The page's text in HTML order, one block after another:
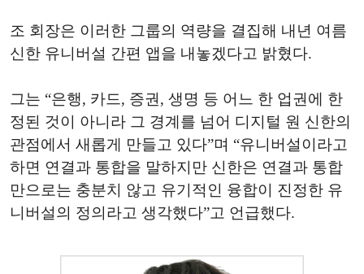
조 회장은 이러한 그룹의 역량을 결집해 내년 여름
신한 유니버설 간편 앱을 내놓겠다고 밝혔다.
그는 “은행, 카드, 증권, 생명 등 어느 한 업권에 한
정된 것이 아니라 그 경계를 넘어 디지털 원 신한의
관점에서 새롭게 만들고 있다”며 “유니버설이라고
하면 연결과 통합을 말하지만 신한은 연결과 통합
만으로는 충분치 않고 유기적인 융합이 진정한 유
니버설의 정의라고 생각했다”고 언급했다.